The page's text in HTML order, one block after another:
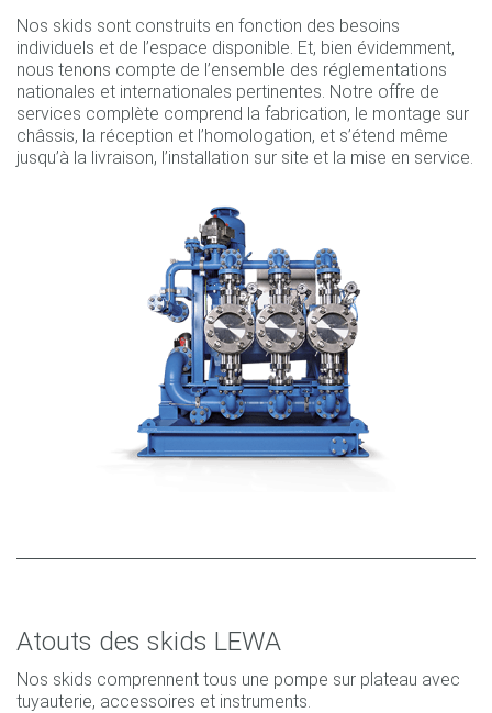
Nos skids sont construits en fonction des besoins
individuels et de l’espace disponible. Et, bien évidemment,
nous tenons compte de l’ensemble des réglementations
nationales et internationales pertinentes. Notre offre de
services complète comprend la fabrication, le montage sur
châssis, la réception et l’homologation, et s’étend même
jusqu’à la livraison, l’installation sur site et la mise en service.
Atouts des skids LEWA
Nos skids comprennent tous une pompe sur plateau avec
tuyauterie, accessoires et instruments.